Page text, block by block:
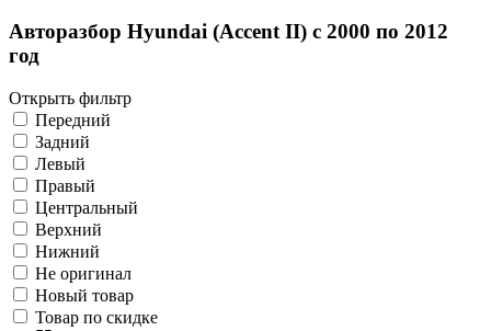
Авторазбор Hyundai (Accent II) с 2000 по 2012
год
Открыть фильтр
Передний
Задний
Левый
Правый
Центральный
Верхний
Нижний
Не оригинал
Новый товар
Товар по скидке